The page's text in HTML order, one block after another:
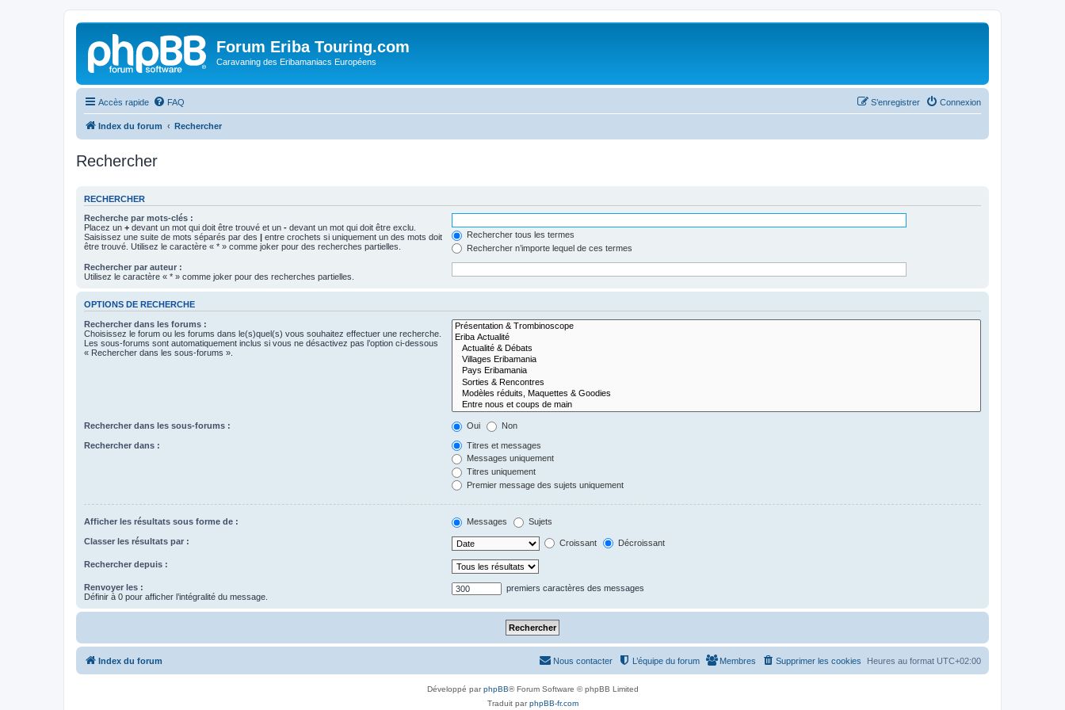
Forum Eriba Touring.com
Caravaning des Eribamaniacs Européens
Accès rapide FAQ Connexion
S’enregistrer
Index du forum Rechercher
Rechercher
RECHERCHER
Recherche par mots-clés :
Placez un + devant un mot qui doit être trouvé et un - devant un mot qui doit être exclu.
Saisissez une suite de mots séparés par des | entre crochets si uniquement un des mots doit
être trouvé. Utilisez le caractère « * » comme joker pour des recherches partielles.
Rechercher tous les termes
Rechercher n’importe lequel de ces termes
Rechercher par auteur :
Utilisez le caractère « * » comme joker pour des recherches partielles.
OPTIONS DE RECHERCHE
Rechercher dans les forums :
Choisissez le forum ou les forums dans le(s)quel(s) vous souhaitez effectuer une recherche.
Les sous-forums sont automatiquement inclus si vous ne désactivez pas l’option ci-dessous
« Rechercher dans les sous-forums ».
Rechercher dans les sous-forums : Oui Non
Rechercher dans :
Titres et messages
Messages uniquement
Titres uniquement
Premier message des sujets uniquement
Afficher les résultats sous forme de : Messages Sujets
Classer les résultats par : Croissant Décroissant
Rechercher depuis :
Renvoyer les :
Définir à 0 pour afficher l’intégralité du message.
premiers caractères des messages
Index du forum Heures au format UTC+02:00
Supprimer les cookies
Membres
L’équipe du forum
Nous contacter
Développé parphpBB® Forum Software © phpBB Limited
Traduit parphpBB-fr.com